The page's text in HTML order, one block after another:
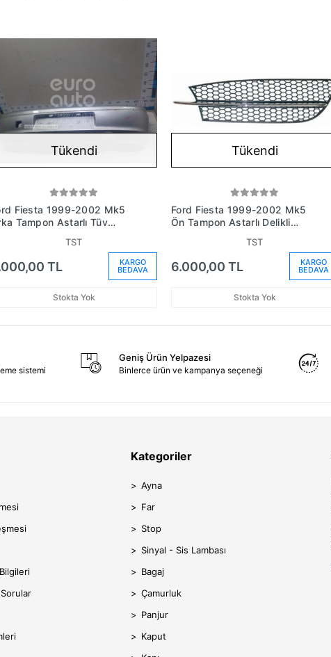
Tükendi
Fiesta 1999-2002 Mk5
Tampon Astarlı Tüv
TST
TL KARGO
BEDAVA
Stokta Yok
Tükendi
Ford Fiesta 1999-2002 Mk5
Ön Tampon Astarlı Delikli
TST
6.000,00 TL KARGO
BEDAVA
Stokta Yok
sistemi
Geniş Ürün Yelpazesi
Binlerce ürün ve kampanya seçeneği
Kategoriler
Ayna
Far
Stop
Sinyal - Sis Lambası
Bagaj
Çamurluk
Panjur
Kaput